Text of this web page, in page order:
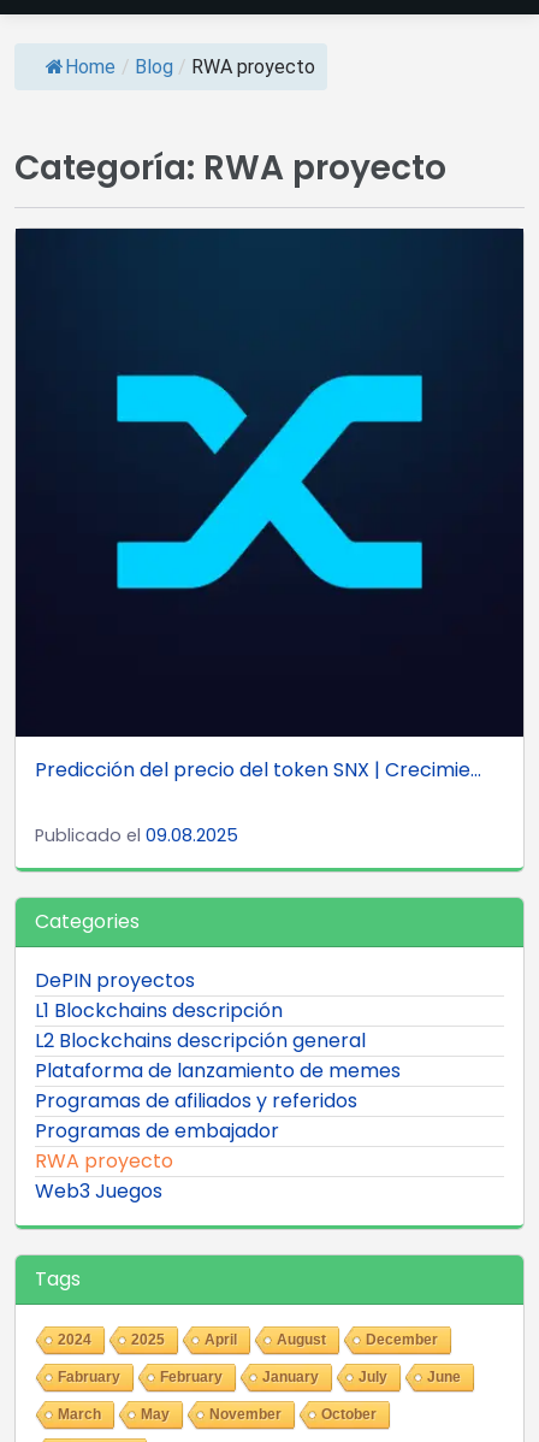
Home / Blog / RWA proyecto
Categoría: RWA proyecto
Predicción del precio del token SNX | Crecimie...
Publicado el 09.08.2025
Categories
DePIN proyectos
L1 Blockchains descripción
L2 Blockchains descripción general
Plataforma de lanzamiento de memes
Programas de afiliados y referidos
Programas de embajador
RWA proyecto
Web3 Juegos
Tags
2024 2025 April August December
Fabruary February January July June
March May November October